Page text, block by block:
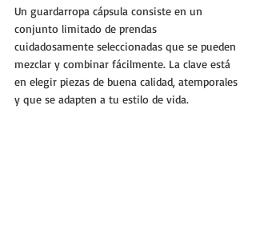
Un guardarropa cápsula consiste en un
conjunto limitado de prendas
cuidadosamente seleccionadas que se pueden
mezclar y combinar fácilmente. La clave está
en elegir piezas de buena calidad, atemporales
y que se adapten a tu estilo de vida.